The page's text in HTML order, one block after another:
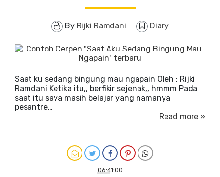
By Rijki Ramdani Diary
Saat ku sedang bingung mau ngapain Oleh : Rijki
Ramdani Ketika itu,, berfikir sejenak,, hmmm Pada
saat itu saya masih belajar yang namanya
pesantre…
Read more »
06:41:00